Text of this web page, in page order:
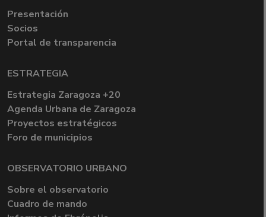
Presentación
Socios
Portal de transparencia
ESTRATEGIA
Estrategia Zaragoza +20
Agenda Urbana de Zaragoza
Proyectos estratégicos
Foro de municipios
OBSERVATORIO URBANO
Sobre el observatorio
Cuadro de mando